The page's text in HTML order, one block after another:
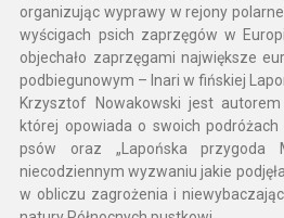
organizując wyprawy w rejony
wyścigach psich zaprzęgów w
objechało zaprzęgami największe
podbiegunowym – Inari w fińskiej
Krzysztof Nowakowski jest
której opowiada o swoich
psów oraz „Lapońska przygoda
niecodziennym wyzwaniu jakie
w obliczu zagrożenia i